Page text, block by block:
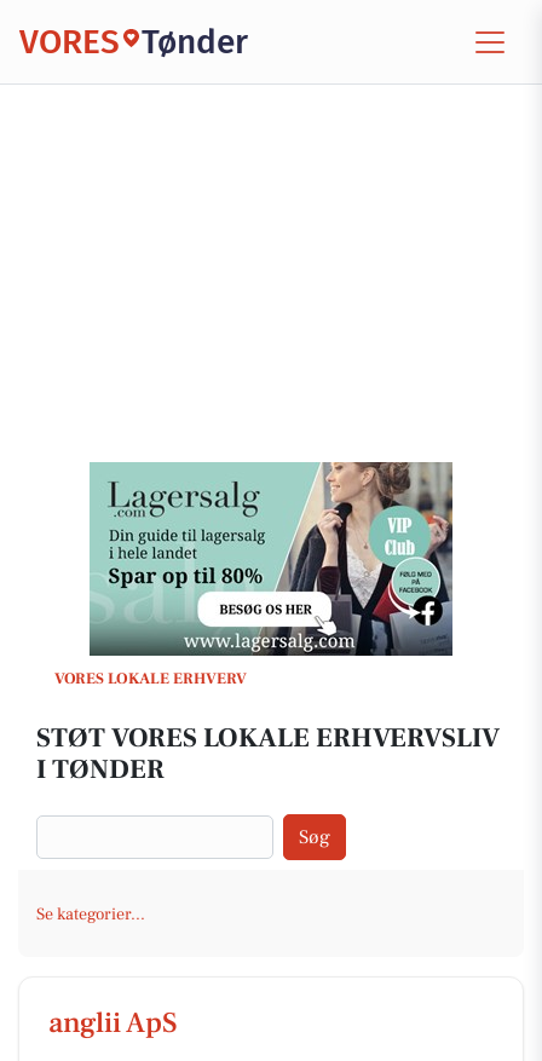
VORES Tønder
VORES LOKALE ERHVERV
STØT VORES LOKALE ERHVERVSLIV
I TØNDER
Søg
Se kategorier...
anglii ApS